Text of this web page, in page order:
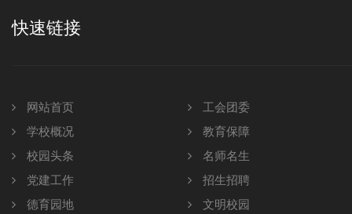
快速链接
网站首页
学校概况
校园头条
党建工作
德育园地
工会团委
教育保障
名师名生
招生招聘
文明校园